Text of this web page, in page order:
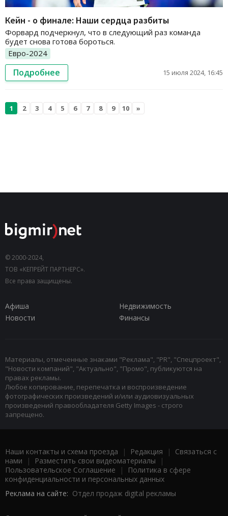
Кейн - о финале: Наши сердца разбиты
Форвард подчеркнул, что в следующий раз команда
будет снова готова бороться.
Евро-2024
Подробнее 15 июля 2024, 16:45
1 2 3 4 5 6 7 8 9 10 »
© 2000-2024,
ТОВ «КЕПРЕЙТ ПАРТНЕРС».
Все права защищены.
Афиша
Недвижимость
Новости
Финансы
Материалы, отмеченные знаками "Реклама", "PR", "Спецпроект",
"Новости компаний", "Актуально", "Промо", публикуются на
правах рекламы.
Любое копирование, перепечатка и воспроизведение
фотографических произведений и/или аудиовизуальных
произведений правообладателя Getty Images - строго
запрещено.
Наши контакты и схема проезда | Редакция | Связаться с
нами | Разместить свои видеоматериалы |
Пользовательское Соглашение |
Политика в сфере
конфиденциальности и персональных данных
Реклама на сайте: Отдел продаж digital рекламы